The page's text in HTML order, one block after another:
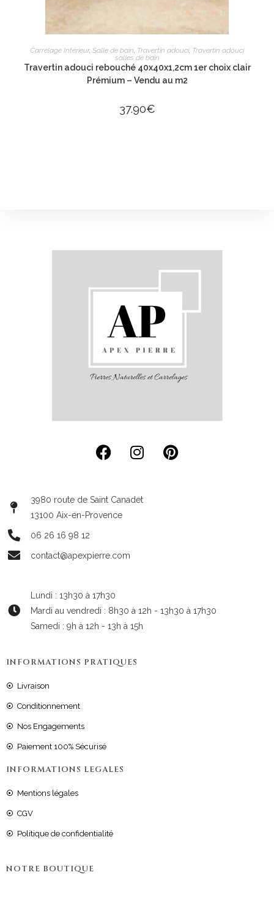
AJOUTER AU PANIER
Carrelage Intérieur, Salle de bain, Travertin adouci, Travertin adouci
salles de bain
Travertin adouci rebouché 40x40x1,2cm 1er choix clair
Prémium – Vendu au m2
37.90€
3980 route de Saint Canadet
13100 Aix-en-Provence
06 26 16 98 12
contact@apexpierre.com
Lundi : 13h30 à 17h30
Mardi au vendredi : 8h30 à 12h - 13h30 à 17h30
Samedi : 9h à 12h - 13h à 15h
INFORMATIONS PRATIQUES
Livraison
Conditionnement
Nos Engagements
Paiement 100% Sécurisé
INFORMATIONS LEGALES
Mentions légales
CGV
Politique de confidentialité
NOTRE BOUTIQUE